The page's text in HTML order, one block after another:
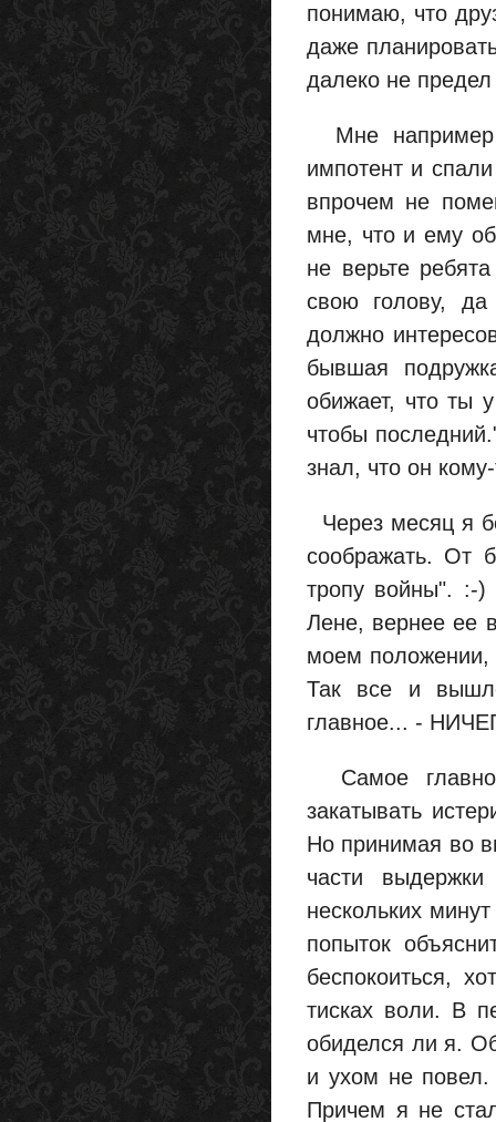
понимаю, что
даже
далеко не
Мне например
импотент и
впрочем не
мне, что и ему
не верьте
свою голову,
должно
бывшая
обижает, что ты
чтобы
знал, что он
Через месяц я
соображать. От
тропу войны". :-
Лене, вернее ее
моем положении,
Так все и
главное... -
Самое
закатывать
Но принимая во
части
нескольких
попыток
беспокоиться,
тисках воли. В
обиделся ли я.
и ухом не
Причем я не